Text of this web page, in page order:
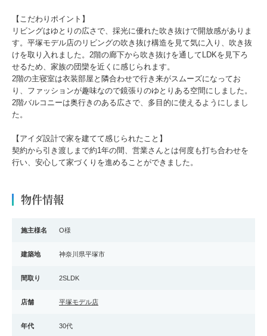
【こだわりポイント】
リビングはゆとりの広さで、採光に優れた吹き抜けで開放感がありま
す。平塚モデル店のリビングの吹き抜け構造を見て気に入り、吹き抜
けを取り入れました。2階の廊下から吹き抜けを通してLDKを見下ろ
せるため、家族の団欒を近くに感じられます。
2階の主寝室は衣装部屋と隣合わせで行き来がスムーズになってお
り、ファッションが趣味なので鏡張りのゆとりある空間にしました。
2階バルコニーは奥行きのある広さで、多目的に使えるようにしまし
た。
【アイダ設計で家を建てて感じられたこと】
契約から引き渡しまで約1年の間、営業さんとは何度も打ち合わせを
行い、安心して家づくりを進めることができました。
物件情報
施主様名 O様
建築地 神奈川県平塚市
間取り 2SLDK
店舗 平塚モデル店
年代 30代